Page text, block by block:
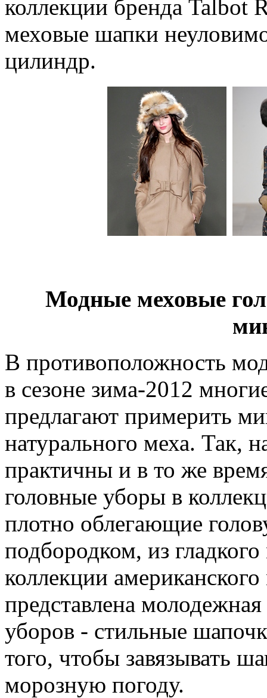
коллекции бренда Talbot
меховые шапки
цилиндр.
Модные меховые
В противоположность
в сезоне зима-2012
предлагают примерить
натурального меха. Так,
практичны и в то же
головные уборы в
плотно облегающие
подбородком, из
коллекции
представлена
уборов - стильные
того, чтобы завязывать
морозную погоду.